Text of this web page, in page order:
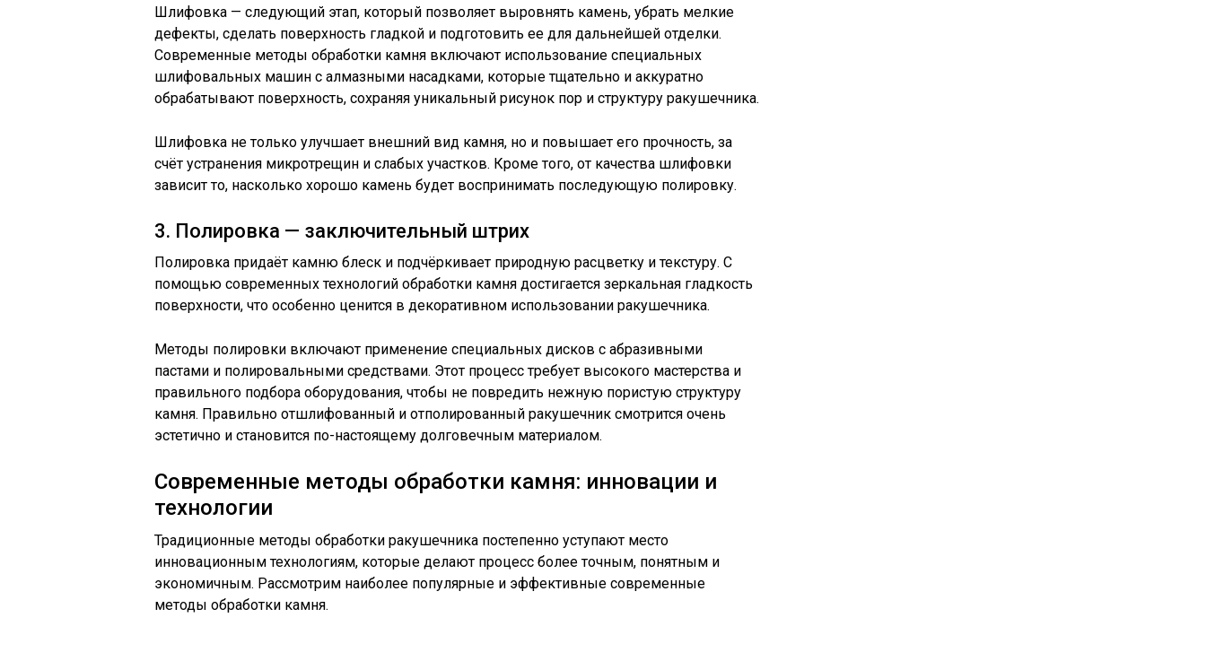
Шлифовка — следующий этап, который позволяет выровнять камень, убрать мелкие
дефекты, сделать поверхность гладкой и подготовить ее для дальнейшей отделки.
Современные методы обработки камня включают использование специальных
шлифовальных машин с алмазными насадками, которые тщательно и аккуратно
обрабатывают поверхность, сохраняя уникальный рисунок пор и структуру ракушечника.
Шлифовка не только улучшает внешний вид камня, но и повышает его прочность, за
счёт устранения микротрещин и слабых участков. Кроме того, от качества шлифовки
зависит то, насколько хорошо камень будет воспринимать последующую полировку.
3. Полировка — заключительный штрих
Полировка придаёт камню блеск и подчёркивает природную расцветку и текстуру. С
помощью современных технологий обработки камня достигается зеркальная гладкость
поверхности, что особенно ценится в декоративном использовании ракушечника.
Методы полировки включают применение специальных дисков с абразивными
пастами и полировальными средствами. Этот процесс требует высокого мастерства и
правильного подбора оборудования, чтобы не повредить нежную пористую структуру
камня. Правильно отшлифованный и отполированный ракушечник смотрится очень
эстетично и становится по-настоящему долговечным материалом.
Современные методы обработки камня: инновации и
технологии
Традиционные методы обработки ракушечника постепенно уступают место
инновационным технологиям, которые делают процесс более точным, понятным и
экономичным. Рассмотрим наиболее популярные и эффективные современные
методы обработки камня.